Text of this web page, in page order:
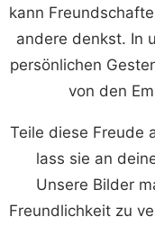
kann
andere denkst. In
persönlichen
von den
Teile diese Freude
lass sie an
Unsere Bilder
Freundlichkeit zu